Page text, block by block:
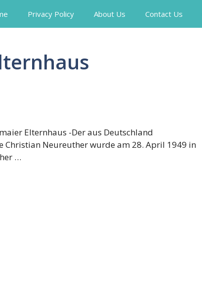
Privacy Policy About Us Contact Us
Elternhaus -Der aus Deutschland
Christian Neureuther wurde am 28. April 1949 in
…